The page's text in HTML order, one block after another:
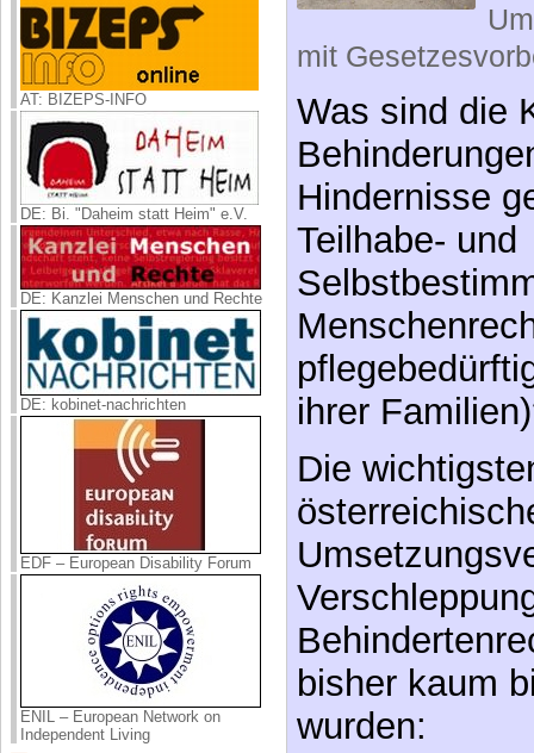
AT: BIZEPS-INFO
DE: Bi. "Daheim statt Heim" e.V.
DE: Kanzlei Menschen und Rechte
DE: kobinet-nachrichten
EDF – European Disability Forum
ENIL – European Network on
Independent Living
mit
Was sind die
Hindernisse
Teilhabe- und
ihrer
Die
bisher kaum
wurden: